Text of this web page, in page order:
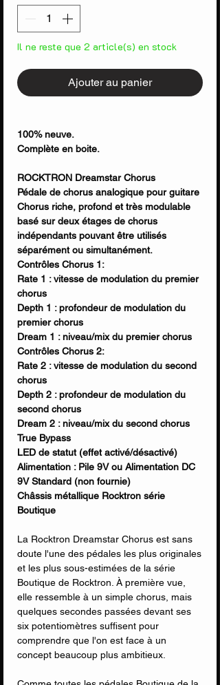
Il ne reste que 2 article(s) en stock
Ajouter au panier
100% neuve.
Complète en boite.
ROCKTRON Dreamstar Chorus
Pédale de chorus analogique pour guitare
Chorus riche, profond et très modulable
basé sur deux étages de chorus
indépendants pouvant être utilisés
séparément ou simultanément.
Contrôles Chorus 1:
Rate 1 : vitesse de modulation du premier
chorus
Depth 1 : profondeur de modulation du
premier chorus
Dream 1 : niveau/mix du premier chorus
Contrôles Chorus 2:
Rate 2 : vitesse de modulation du second
chorus
Depth 2 : profondeur de modulation du
second chorus
Dream 2 : niveau/mix du second chorus
True Bypass
LED de statut (effet activé/désactivé)
Alimentation : Pile 9V ou Alimentation DC
9V Standard (non fournie)
Châssis métallique Rocktron série
Boutique
La Rocktron Dreamstar Chorus est sans
doute l'une des pédales les plus originales
et les plus sous-estimées de la série
Boutique de Rocktron. À première vue,
elle ressemble à un simple chorus, mais
quelques secondes passées devant ses
six potentiomètres suffisent pour
comprendre que l'on est face à un
concept beaucoup plus ambitieux.